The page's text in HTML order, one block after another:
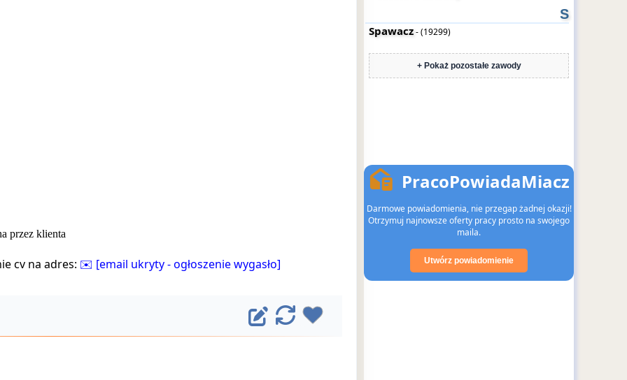
przez klienta
cv na adres: ✉️ [email ukryty - ogłoszenie wygasło]
E
d
O
d
S
Spawacz- (19299)
+ Pokaż pozostałe zawody
PracoPowiadaMiacz
Darmowe powiadomienia, nie przegap żadnej okazji!
Otrzymuj najnowsze oferty pracy prosto na swojego
maila.
Utwórz powiadomienie